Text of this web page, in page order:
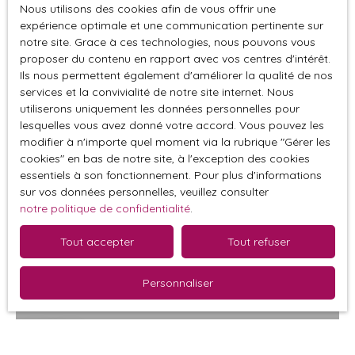
chauffage, électricité,... ) Située dans un quartier en
impasse, cette propriété est proche de toutes les
commodités. À 5 minutes à pied, vous trouverez la gare
pour vos déplacements quotidiens. Ne manquez pas
cette opportunité de vivre dans une maison pleine de
charme et de potentiel. Contactez nous dès aujourd'hui
pour une visite !
Maison mitoyenne 1 côté à vendre, 6 pièces - La
Roche-Maurice 29800
6pièces 135 m²
La Roche-Maurice 29800
SOUS COMPROMIS En Exclusivité Agence, maison
mitoyenne d'un côté, au bourg de la ROCHE MAURICE,
vous propose: Au RDC : Un appartement à rénover
comprenant une entrée, un salon/séjour, une cuisine, une
chambre, une salle d’eau avec WC et un cellier Au 1er
étage : Appartement comprenant une entrée, une cuisine
aménagée, un salon (ou chambre), un séjour et un WC
sous escalier. A l’étage 2 chambres, une lingerie (petite
chambre), une salle d’eau, un WC et un grenier. A
l’extérieur cour sur terrain clos.
Nous utilisons des cookies afin de vous offrir une
expérience optimale et une communication pertinente sur
notre site. Grace à ces technologies, nous pouvons vous
proposer du contenu en rapport avec vos centres d'intérêt.
Ils nous permettent également d'améliorer la qualité de nos
services et la convivialité de notre site internet. Nous
utiliserons uniquement les données personnelles pour
lesquelles vous avez donné votre accord. Vous pouvez les
modifier à n'importe quel moment via la rubrique ″Gérer les
cookies″ en bas de notre site, à l'exception des cookies
essentiels à son fonctionnement. Pour plus d'informations
sur vos données personnelles, veuillez consulter
notre politique de confidentialité.
Tout accepter Tout refuser
Personnaliser